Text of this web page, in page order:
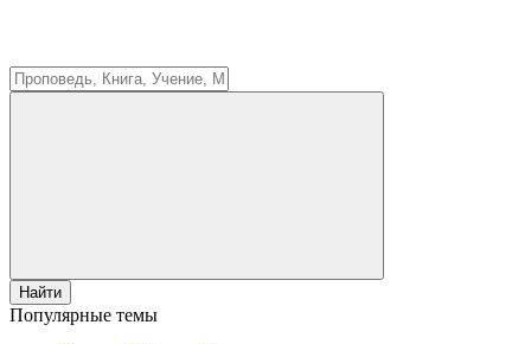
Найти
Популярные темы